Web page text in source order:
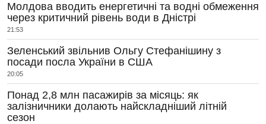
Молдова вводить енергетичні та водні обмеження
через критичний рівень води в Дністрі
21:53
Зеленський звільнив Ольгу Стефанішину з
посади посла України в США
20:05
Понад 2,8 млн пасажирів за місяць: як
залізничники долають найскладніший літній
сезон